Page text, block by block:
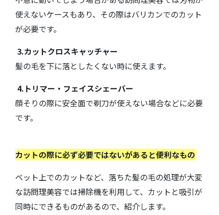
使えないケースもあり、その際はバリカンでのカット
が必要です。
3.カットクロスキャッチャー
髪の毛を下に落としたくない時に使えます。
4.トリマー・フェイスシェーバー
顔そりの際に安全面で剃刀が使えない場合などに必要
です。
カットの際に必ず必要ではないがあると便利なもの
ベット上でのカットなど、落ちた髪の毛の処理が大変
な訪問理美容では掃除機を利用して、カットと吸引が
同時にできるものがあるので、紹介します。